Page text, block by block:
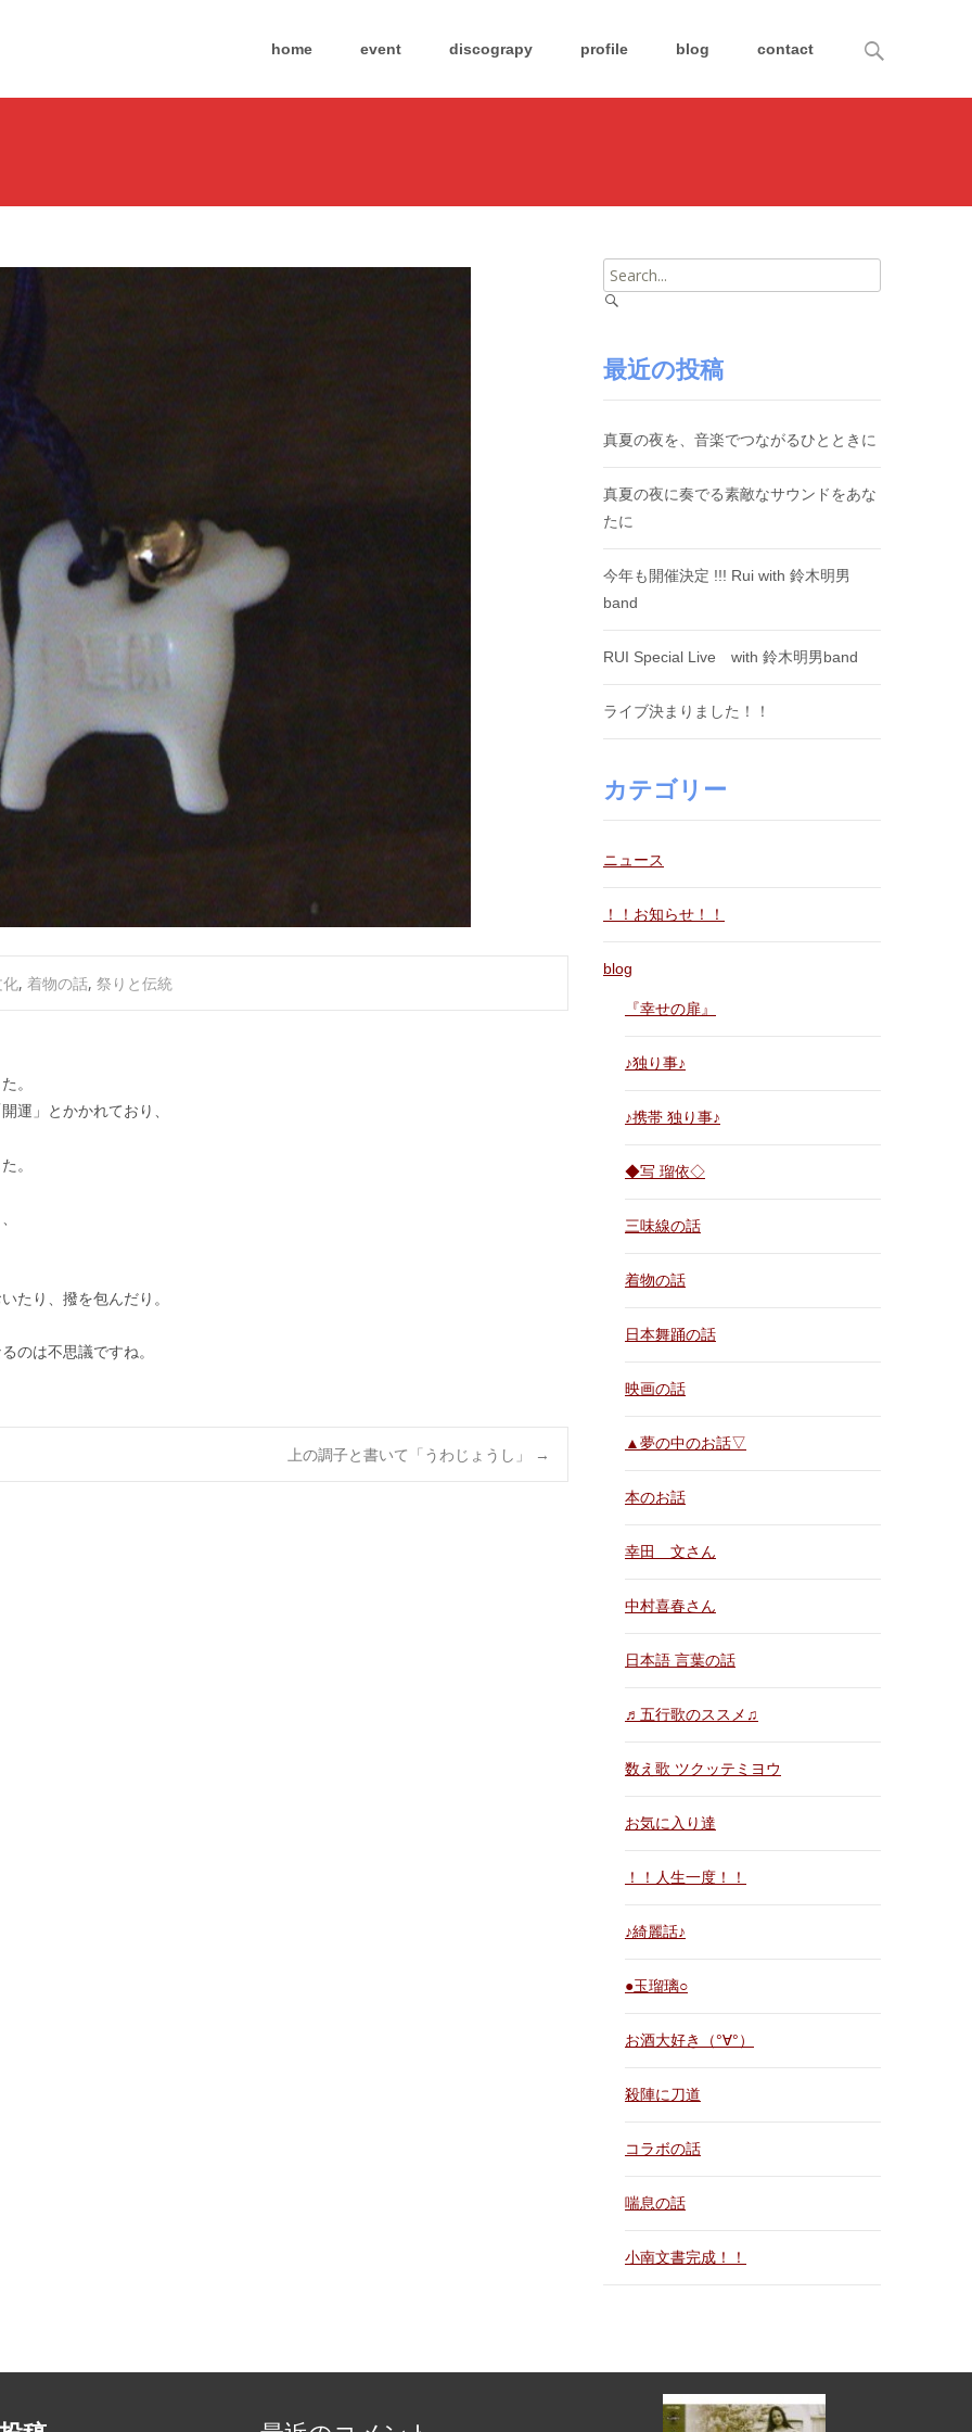
home event discograpy profile blog contact
Search
, 着物の話, 祭りと伝統
。
運」とかかれており、
。
たり、撥を包んだり。
のは不思議ですね。
上の調子と書いて「うわじょうし」 →
Search
for:
最近の投稿
真夏の夜を、音楽でつながるひとときに
真夏の夜に奏でる素敵なサウンドをあな
たに
今年も開催決定 !!! Rui with 鈴木明男
band
RUI Special Live with 鈴木明男band
ライブ決まりました！！
カテゴリー
ニュース
！！お知らせ！！
blog
『幸せの扉』
♪独り事♪
♪携帯 独り事♪
◆写 瑠依◇
三味線の話
着物の話
日本舞踊の話
映画の話
▲夢の中のお話▽
本のお話
幸田 文さん
中村喜春さん
日本語 言葉の話
♬五行歌のススメ♫
数え歌 ツクッテミヨウ
お気に入り達
！！人生一度！！
♪綺麗話♪
●玉瑠璃○
お酒大好き（°∀°）
殺陣に刀道
コラボの話
喘息の話
小南文書完成！！